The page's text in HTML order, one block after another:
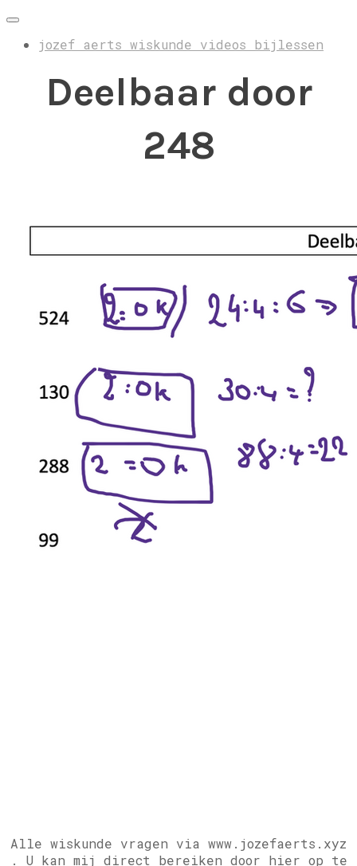
jozef aerts wiskunde videos bijlessen
Deelbaar door
248
Alle wiskunde vragen via www.jozefaerts.xyz
. U kan mij direct bereiken door hier op te